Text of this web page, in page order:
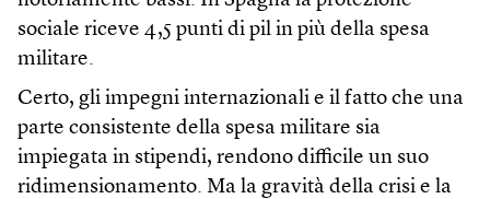
sociale riceve 4,5 punti di pil in più della spesa
militare.
Certo, gli impegni internazionali e il fatto che una
parte consistente della spesa militare sia
impiegata in stipendi, rendono difficile un suo
ridimensionamento. Ma la gravità della crisi e la